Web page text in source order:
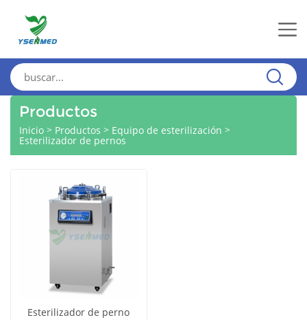
Productos
Inicio > Productos > Equipo de esterilización >
Esterilizador de pernos
Esterilizador de perno